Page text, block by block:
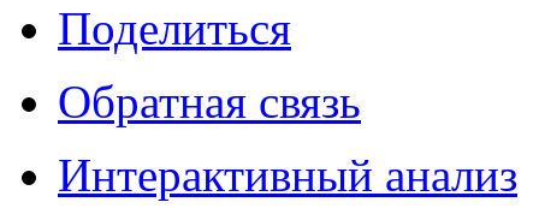
Поделиться
Обратная связь
Интерактивный анализ